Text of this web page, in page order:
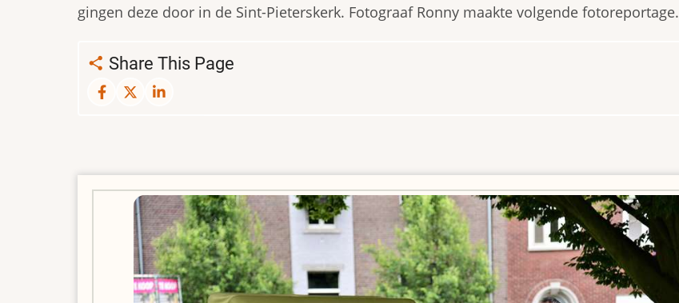
gingen deze door in de Sint-Pieterskerk. Fotograaf Ronny maakte volgende fotoreportage.
Share This Page